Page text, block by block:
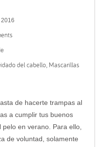
del cabello, Mascarillas
de hacerte trampas al
a cumplir tus buenos
en verano. Para ello,
de voluntad, solamente